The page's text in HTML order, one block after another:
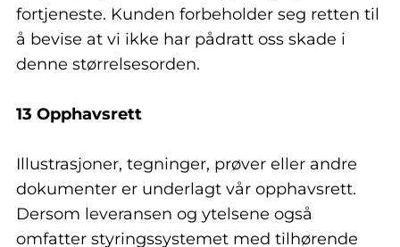
fortjeneste. Kunden forbeholder seg retten til
å bevise at vi ikke har pådratt oss skade i
denne størrelsesorden.
13 Opphavsrett
Illustrasjoner, tegninger, prøver eller andre
dokumenter er underlagt vår opphavsrett.
Dersom leveransen og ytelsene også
omfatter styringssystemet med tilhørende